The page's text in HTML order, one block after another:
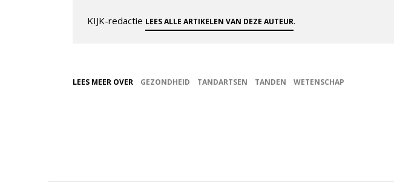
KIJK-redactie LEES ALLE ARTIKELEN VAN DEZE AUTEUR.
LEES MEER OVER GEZONDHEID TANDARTSEN TANDEN WETENSCHAP